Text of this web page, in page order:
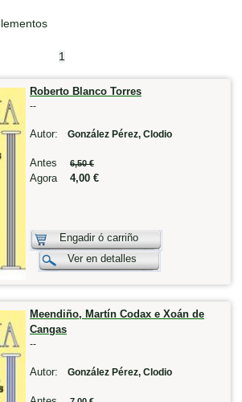
1
Roberto Blanco Torres
--
Autor: González Pérez, Clodio
Antes 6,50 €
Agora 4,00 €
Engadir ó carriño
Ver en detalles
Meendiño, Martín Codax e Xoán de
Cangas
--
Autor: González Pérez, Clodio